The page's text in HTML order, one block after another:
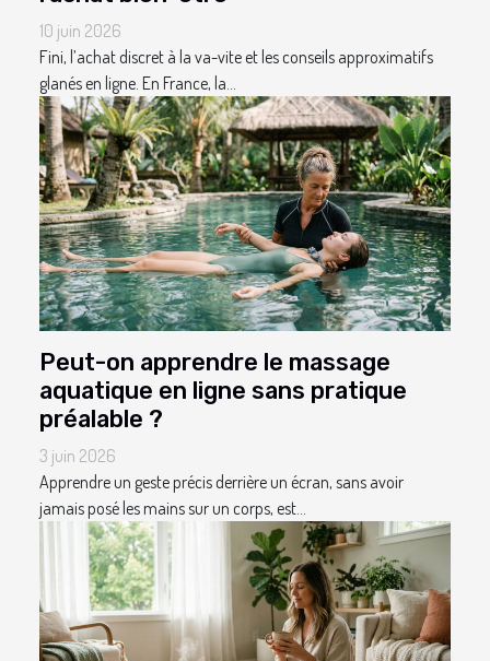
10 juin 2026
Fini, l’achat discret à la va-vite et les conseils approximatifs
glanés en ligne. En France, la...
Peut-on apprendre le massage
aquatique en ligne sans pratique
préalable ?
3 juin 2026
Apprendre un geste précis derrière un écran, sans avoir
jamais posé les mains sur un corps, est...